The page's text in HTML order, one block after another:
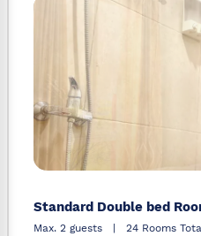
Standard Double bed
Max. 2 guests 24 Rooms